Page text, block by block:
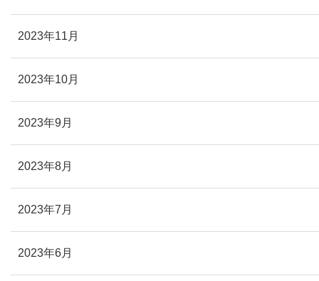
2023年11月
2023年10月
2023年9月
2023年8月
2023年7月
2023年6月